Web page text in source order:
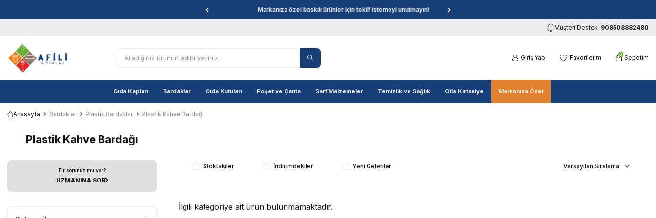
Markanıza özel baskılı ürünler için teklif istemeyi unutmayın!
Müşteri Destek :908508882480
Giriş Yap Favorilerim 0 Sepetim
Gıda Kapları Bardaklar Gıda Kutuları Poşet ve Çanta Sarf Malzemeler Temizlik ve Sağlık Ofis Kırtasiye Markanıza Özel
Anasayfa Bardaklar Plastik Bardaklar Plastik Kahve Bardağı
Plastik Kahve Bardağı
Bir sorunuz mu var?
UZMANINA SOR
Stoktakiler İndirimdekiler Yeni Gelenler
İlgili kategoriye ait ürün bulunmamaktadır.